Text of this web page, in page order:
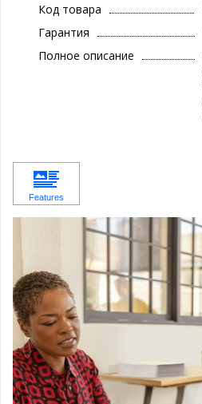
Код товара
Гарантия
Полное описание